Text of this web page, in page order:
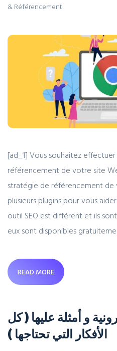
& Référencement
[ad_1] Vous souhaitez
référencement de votre site
stratégie de référencement de
plusieurs plugins pour vous
outil SEO est différent et ils
eux sont disponibles
READ MORE
و أمثلة عليها ( كل
الأفكار التي تحتاجها )